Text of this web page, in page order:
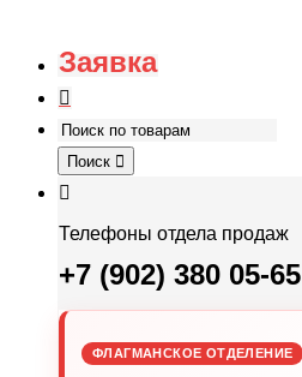
Заявка
Поиск
Телефоны отдела продаж
+7 (902) 380 05-65
ФЛАГМАНСКОЕ ОТДЕЛЕНИЕ